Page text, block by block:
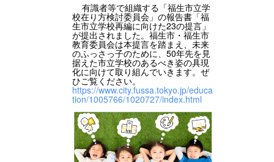
有識者等で組織する「福生市立学
校在り方検討委員会」の報告書「福
生市立学校再編に向けた23の提言」
が提出されました。福生市・福生市
教育委員会は本提言を踏まえ、未来
のふっさっ子のために、50年先を見
据えた市立学校のあるべき姿の具現
化に向けて取り組んでいきます。ぜ
ひご覧ください。
https://www.city.fussa.tokyo.jp/educa
tion/1005766/1020727/index.html